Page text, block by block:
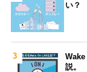
い？
説。